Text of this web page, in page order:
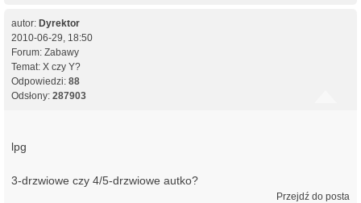
autor: Dyrektor
2010-06-29, 18:50
Forum: Zabawy
Temat: X czy Y?
Odpowiedzi: 88
Odsłony: 287903
lpg
3-drzwiowe czy 4/5-drzwiowe autko?
Przejdź do posta